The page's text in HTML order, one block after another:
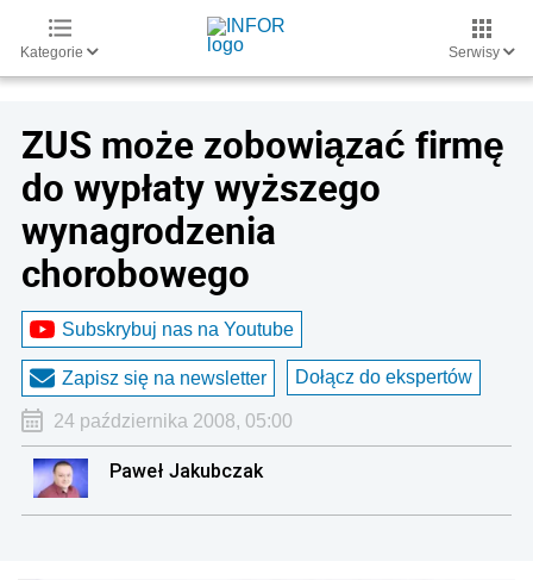
Kategorie Serwisy
ZUS może zobowiązać firmę
do wypłaty wyższego
wynagrodzenia
chorobowego
Subskrybuj nas na Youtube
Zapisz się na newsletter Dołącz do ekspertów
24 października 2008, 05:00
Paweł Jakubczak